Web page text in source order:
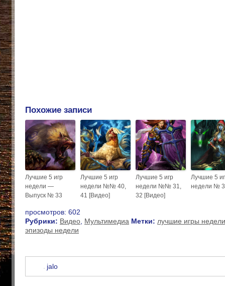
Похожие записи
Лучшие 5 игр
недели —
Выпуск № 33
Лучшие 5 игр
недели №№ 40,
41 [Видео]
Лучшие 5 игр
недели №№ 31,
32 [Видео]
Лучшие 5
недели №
просмотров: 602
Рубрики: Видео Мультимедиа Метки: лучшие игры недели
эпизоды недели
jalo